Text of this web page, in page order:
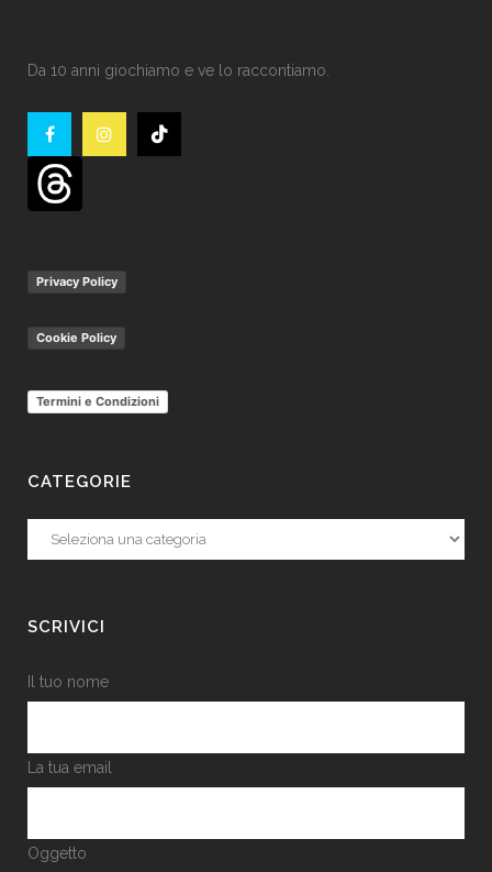
Da 10 anni giochiamo e ve lo raccontiamo.
Privacy Policy
Cookie Policy
Termini e Condizioni
CATEGORIE
Categorie
SCRIVICI
Il tuo nome
La tua email
Oggetto